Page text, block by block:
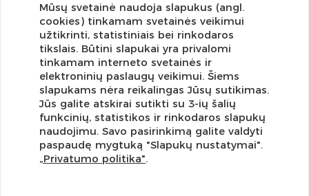
Užsisakykite naujienlaiškį ir pirmi gaukite geriausius
pasiūlymus!
Mūsų svetainė naudoja slapukus (angl.
cookies) tinkamam svetainės veikimui
užtikrinti, statistiniais bei rinkodaros
tikslais. Būtini slapukai yra privalomi
tinkamam interneto svetainės ir
elektroninių paslaugų veikimui. Šiems
slapukams nėra reikalingas Jūsų sutikimas.
Jūs galite atskirai sutikti su 3-ių šalių
funkcinių, statistikos ir rinkodaros slapukų
naudojimu. Savo pasirinkimą galite valdyti
paspaudę mygtuką "Slapukų nustatymai".
„Privatumo politika".